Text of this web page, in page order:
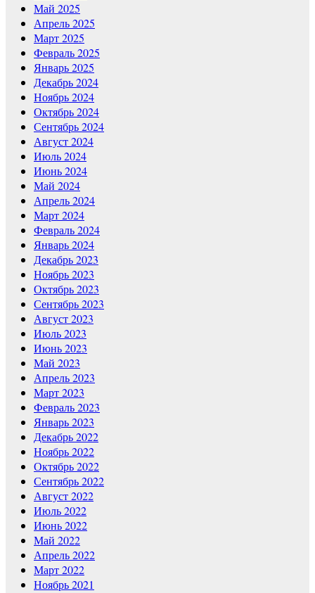
Май 2025
Апрель 2025
Март 2025
Февраль 2025
Январь 2025
Декабрь 2024
Ноябрь 2024
Октябрь 2024
Сентябрь 2024
Август 2024
Июль 2024
Июнь 2024
Май 2024
Апрель 2024
Март 2024
Февраль 2024
Январь 2024
Декабрь 2023
Ноябрь 2023
Октябрь 2023
Сентябрь 2023
Август 2023
Июль 2023
Июнь 2023
Май 2023
Апрель 2023
Март 2023
Февраль 2023
Январь 2023
Декабрь 2022
Ноябрь 2022
Октябрь 2022
Сентябрь 2022
Август 2022
Июль 2022
Июнь 2022
Май 2022
Апрель 2022
Март 2022
Ноябрь 2021